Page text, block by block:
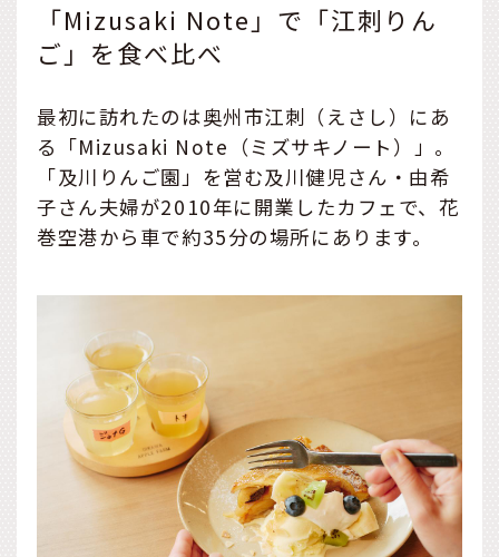
「Mizusaki Note」で「江刺りん
ご」を食べ比べ
最初に訪れたのは奥州市江刺（えさし）にあ
る「Mizusaki Note（ミズサキノート）」。
「及川りんご園」を営む及川健児さん・由希
子さん夫婦が2010年に開業したカフェで、花
巻空港から車で約35分の場所にあります。